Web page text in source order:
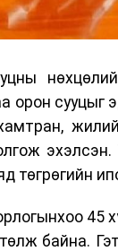
орон сууцыг
төгрөгийн
45
байна.